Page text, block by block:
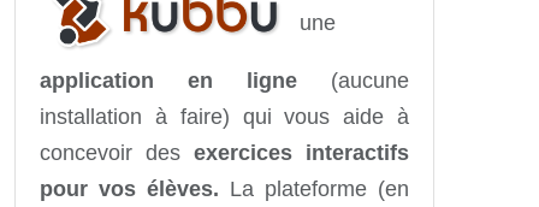
une
application en ligne (aucune
installation à faire) qui vous aide à
concevoir des exercices interactifs
pour vos élèves. La plateforme (en